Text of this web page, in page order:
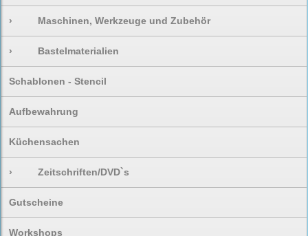
› Maschinen, Werkzeuge und Zubehör
› Bastelmaterialien
Schablonen - Stencil
Aufbewahrung
Küchensachen
› Zeitschriften/DVD`s
Gutscheine
Workshops